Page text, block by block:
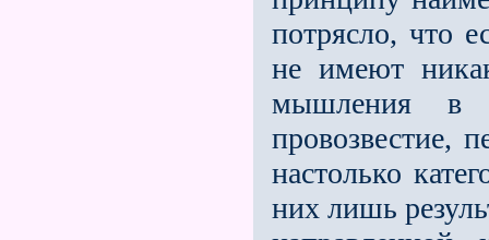
потрясло, что
не имеют
мышления в
провозвестие,
настолько
них лишь